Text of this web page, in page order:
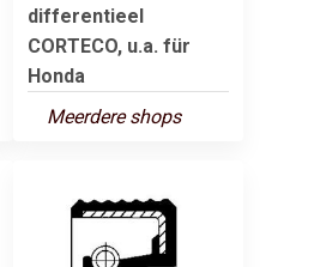
differentieel
CORTECO, u.a. für
Honda
Meerdere shops